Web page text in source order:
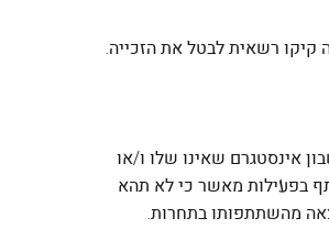
אינסטגרם שאינו שלו ו/או
בפעילות מאשר כי לא תהא
מהשתתפותו בתחרות.